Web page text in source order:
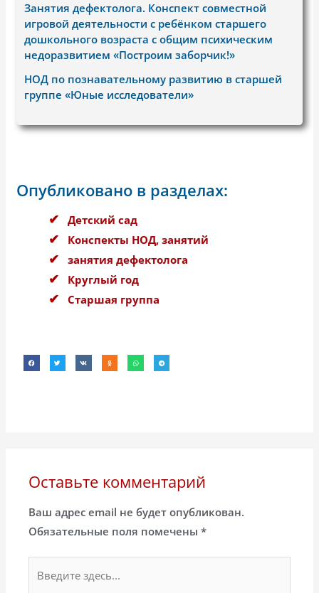
Занятия дефектолога. Конспект совместной
игровой деятельности с ребёнком старшего
дошкольного возраста с общим психическим
недоразвитием «Построим заборчик!»
НОД по познавательному развитию в старшей
группе «Юные исследователи»
Опубликовано в разделах:
Детский сад
Конспекты НОД, занятий
занятия дефектолога
Круглый год
Старшая группа
Оставьте комментарий
Ваш адрес email не будет опубликован.
Обязательные поля помечены*
здесь...